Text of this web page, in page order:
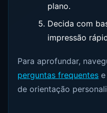
plano.
Decida com
impressão
Para aprofundar,
perguntas frequentes
de orientação